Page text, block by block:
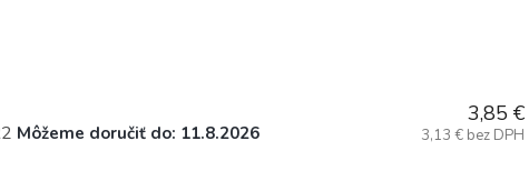
Môžeme doručiť do: 11.8.2026
3,85 €
3,13 € bez DPH